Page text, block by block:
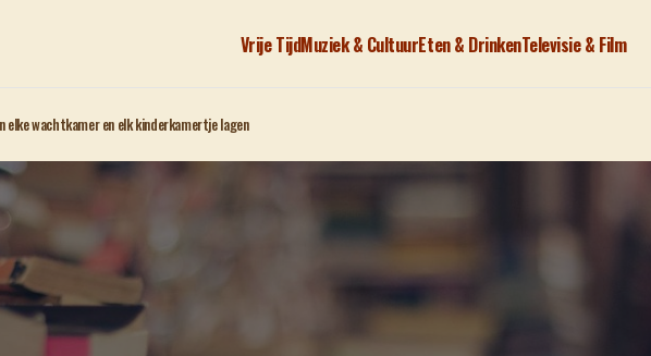
Vrije TijdMuziek & CultuurEten & DrinkenTelevisie & Film
elke wachtkamer en elk kinderkamertje lagen